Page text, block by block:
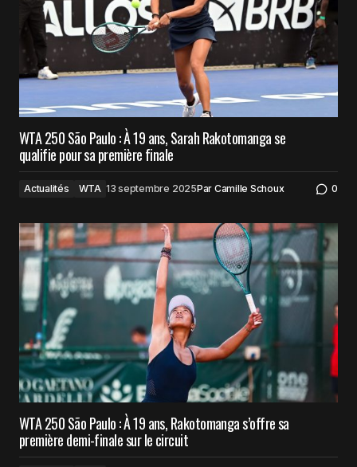
WTA 250 São Paulo : À 19 ans, Sarah Rakotomanga se
qualifie pour sa première finale
Actualités WTA 13 septembre 2025Par Camille Schoux 0
WTA 250 São Paulo : À 19 ans, Rakotomanga s’offre sa
première demi-finale sur le circuit